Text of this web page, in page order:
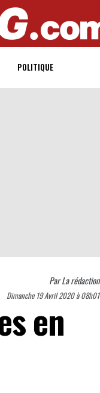
POLITIQUE
ParLa rédaction
Dimanche 19 Avril 2020 à 08h01
en